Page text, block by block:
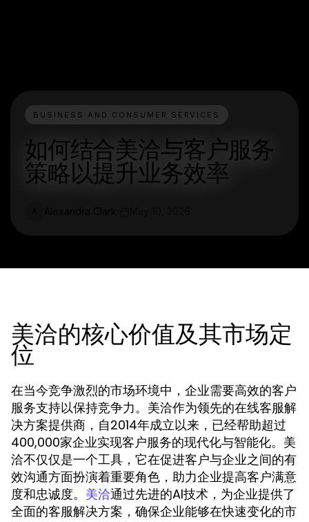
BUSINESS AND CONSUMER SERVICES
如何结合美洽与客户服务
策略以提升业务效率
美洽的核心价值及其市场定
位
在当今竞争激烈的市场环境中，企业需要高效的客户
服务支持以保持竞争力。美洽作为领先的在线客服解
决方案提供商，自2014年成立以来，已经帮助超过
400,000家企业实现客户服务的现代化与智能化。美
洽不仅仅是一个工具，它在促进客户与企业之间的有
效沟通方面扮演着重要角色，助力企业提高客户满意
度和忠诚度。
美洽通过先进的AI技术，为企业提供了
全面的客服解决方案，确保企业能够在快速变化的市